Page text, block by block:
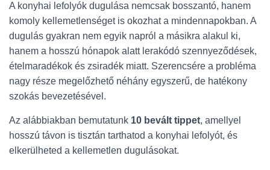
A konyhai lefolyók dugulása nemcsak bosszantó, hanem
komoly kellemetlenséget is okozhat a mindennapokban. A
dugulás gyakran nem egyik napról a másikra alakul ki,
hanem a hosszú hónapok alatt lerakódó szennyeződések,
ételmaradékok és zsiradék miatt. Szerencsére a probléma
nagy része megelőzhető néhány egyszerű, de hatékony
szokás bevezetésével.
Az alábbiakban bemutatunk 10 bevált tippet, amellyel
hosszú távon is tisztán tarthatod a konyhai lefolyót, és
elkerülheted a kellemetlen dugulásokat.